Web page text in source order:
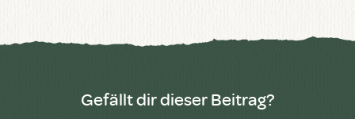
Gefällt dir dieser Beitrag?